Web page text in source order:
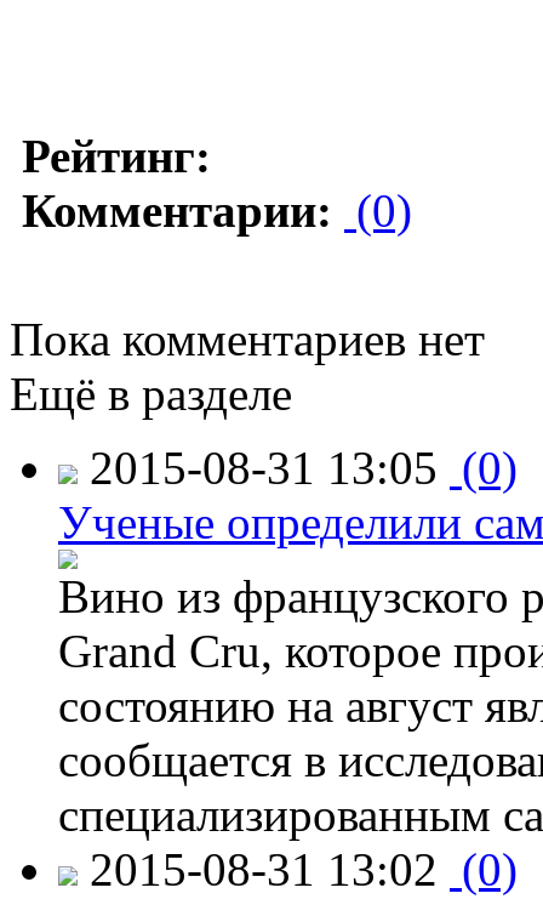
Рейтинг:
Комментарии: (0)
Пока комментариев нет
Ещё в разделе
2015-08-31 13:05 (0)
Ученые определили
Вино из французского
Grand Cru, которое
состоянию на август
сообщается в
специализированным
2015-08-31 13:02 (0)